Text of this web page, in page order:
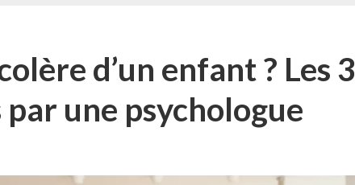
d’un enfant ? Les 3
une psychologue